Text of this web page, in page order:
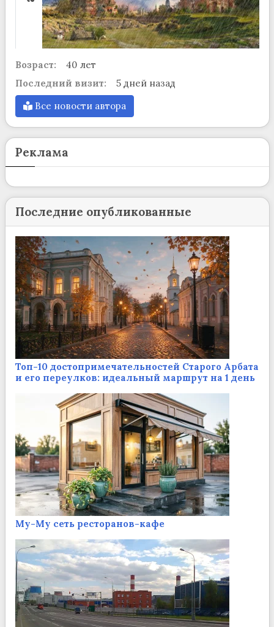
Возраст:
40 лет
Последний визит:
5 дней назад
Все новости автора
Реклама
Последние опубликованные
Топ-10 достопримечательностей Старого Арбата
и его переулков: идеальный маршрут на 1 день
Му-Му сеть ресторанов-кафе